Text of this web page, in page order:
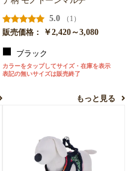
5.0
（1）
販売価格：
￥2,420～3,080
ブラック
カラーをタップしてサイズ・在庫を表示
表記の無いサイズは販売終了
もっと見る